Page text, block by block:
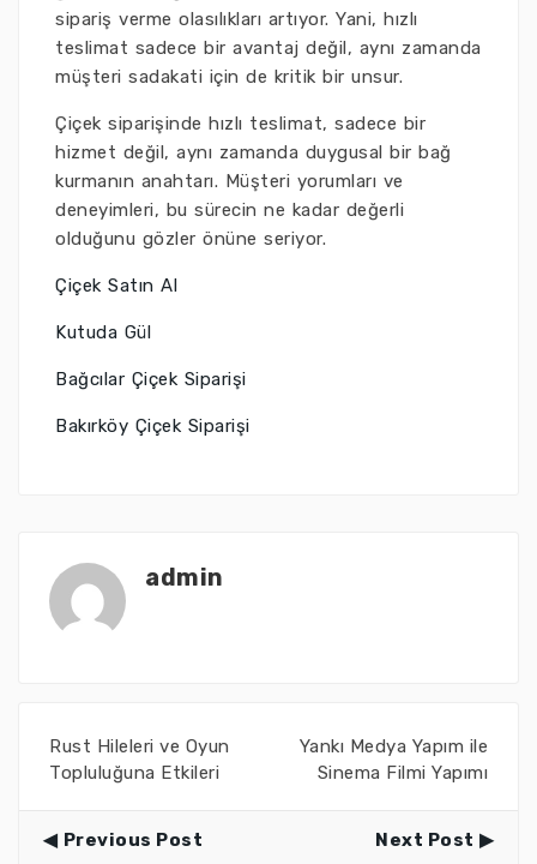
sipariş verme olasılıkları artıyor. Yani, hızlı
teslimat sadece bir avantaj değil, aynı zamanda
müşteri sadakati için de kritik bir unsur.
Çiçek siparişinde hızlı teslimat, sadece bir
hizmet değil, aynı zamanda duygusal bir bağ
kurmanın anahtarı. Müşteri yorumları ve
deneyimleri, bu sürecin ne kadar değerli
olduğunu gözler önüne seriyor.
Çiçek Satın Al
Kutuda Gül
Bağcılar Çiçek Siparişi
Bakırköy Çiçek Siparişi
admin
Rust Hileleri ve Oyun
Topluluğuna Etkileri
Yankı Medya Yapım ile
Sinema Filmi Yapımı
Previous Post Next Post